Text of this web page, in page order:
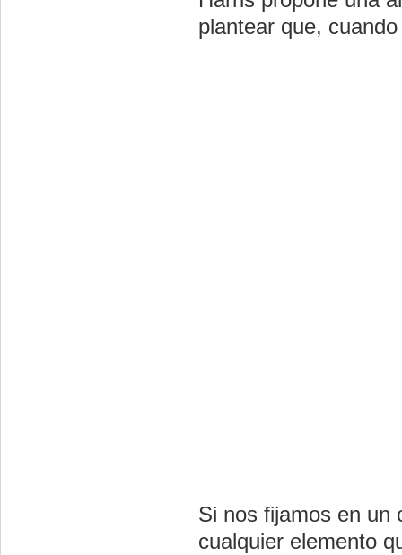
plantear que,
Si nos fijamos en un
cualquier elemento